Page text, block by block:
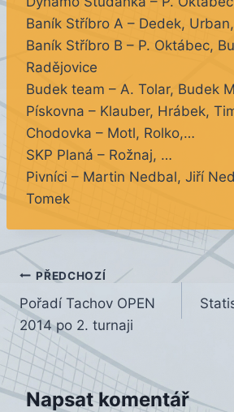
Baník Stříbro A – Dedek,
Baník Stříbro B – P. Oktábec,
Radějovice
Budek team – A. Tolar, Budek
Pískovna – Klauber, Hrábek,
Chodovka – Motl, Rolko,…
SKP Planá – Rožnaj, …
Pivníci – Martin Nedbal, Jiří
Tomek
Navigace
pro
příspěvek
PŘEDCHOZÍ
Pořadí Tachov OPEN
2014 po 2. turnaji
Napsat komentář